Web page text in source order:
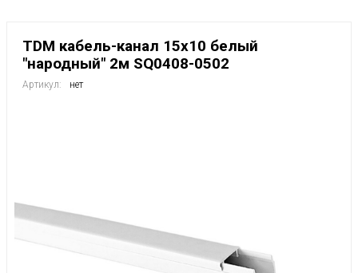
TDM кабель-канал 15х10 белый
"народный" 2м SQ0408-0502
Артикул: нет